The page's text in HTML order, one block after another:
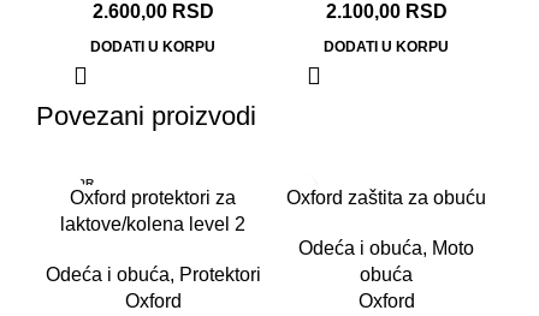
2.600,00 RSD
DODATI U KORPU
2.100,00 RSD
DODATI U KORPU
Povezani proizvodi
RASPR
ODATO
Oxford protektori za
laktove/kolena level 2
Odeća i obuća, Protektori
Oxford
Oxford zaštita za obuću
Odeća i obuća, Moto
obuća
Oxford